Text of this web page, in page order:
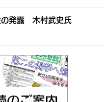
の発露 木村武史氏